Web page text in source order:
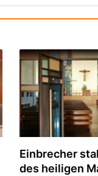
Einbrecher
des heiligen